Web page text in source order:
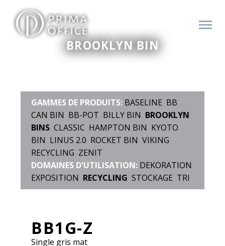
BROOKLYN BIN
GAMMES DE PRODUITS: BASELINE BB
CAN BIN BB-POT BILLY BIN BROOKLYN
BINS CLASSIC HAMPTON BIN KYOTO
BIN LINUS 2.0 ROCKET BIN VIKING
RECYCLING ZENIT
DOMAINES D'UTILISATION: DEKORATION
EXPOSITION RECYCLING STOCKAGE TRI
BB1G-Z
Single gris mat